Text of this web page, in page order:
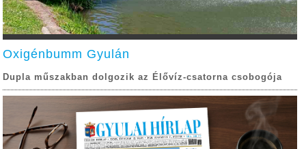
Oxigénbumm Gyulán
Dupla műszakban dolgozik az Élővíz-csatorna csobogója